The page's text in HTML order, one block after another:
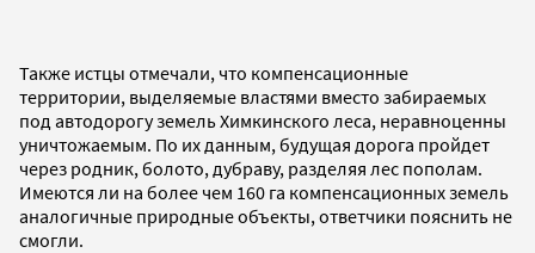
Также истцы отмечали, что компенсационные
территории, выделяемые властями вместо забираемых
под автодорогу земель Химкинского леса, неравноценны
уничтожаемым. По их данным, будущая дорога пройдет
через родник, болото, дубраву, разделяя лес пополам.
Имеются ли на более чем 160 га компенсационных земель
аналогичные природные объекты, ответчики пояснить не
смогли.